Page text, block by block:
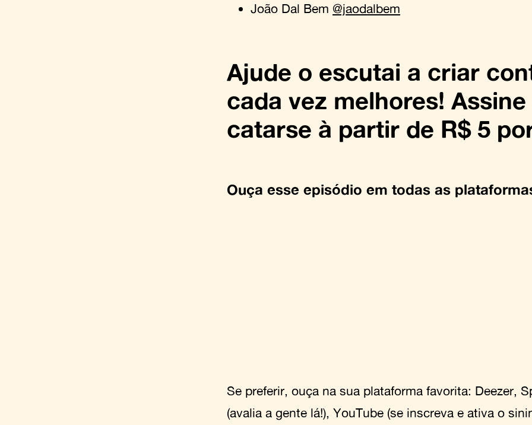
João Dal Bem @jaodalbem
Ajude o escutai a criar
cada vez melhores!
catarse à partir de R$ 5
Ouça esse episódio em todas as
Se preferir, ouça na sua plataforma favorita: Deezer
(avalia a gente lá!), YouTube (se inscreva e ativa o